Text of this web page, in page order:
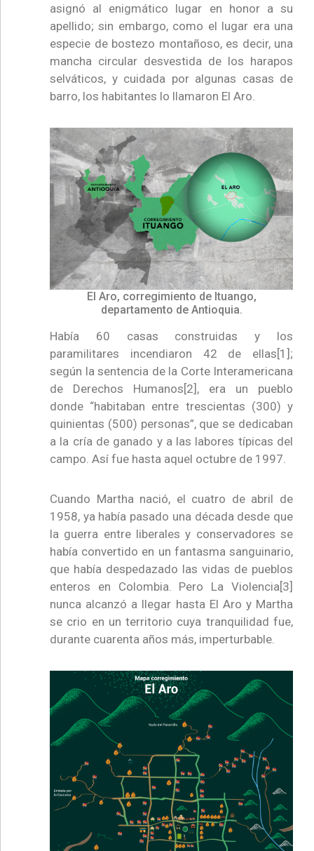
asignó al enigmático lugar en honor a su
apellido; sin embargo, como el lugar era una
especie de bostezo montañoso, es decir, una
mancha circular desvestida de los harapos
selváticos, y cuidada por algunas casas de
barro, los habitantes lo llamaron El Aro.
El Aro, corregimiento de Ituango,
departamento de Antioquia.
Había 60 casas construidas y los
paramilitares incendiaron 42 de ellas[1];
según la sentencia de la Corte Interamericana
de Derechos Humanos[2], era un pueblo
donde “habitaban entre trescientas (300) y
quinientas (500) personas”, que se dedicaban
a la cría de ganado y a las labores típicas del
campo. Así fue hasta aquel octubre de 1997.
Cuando Martha nació, el cuatro de abril de
1958, ya había pasado una década desde que
la guerra entre liberales y conservadores se
había convertido en un fantasma sanguinario,
que había despedazado las vidas de pueblos
enteros en Colombia. Pero La Violencia[3]
nunca alcanzó a llegar hasta El Aro y Martha
se crio en un territorio cuya tranquilidad fue,
durante cuarenta años más, imperturbable.